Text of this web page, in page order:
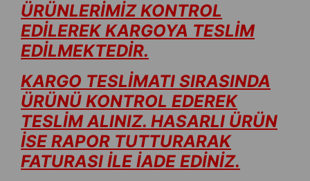
ÜRÜNLERİMİZ KONTROL
EDİLEREK KARGOYA TESLİM
EDİLMEKTEDİR.
KARGO TESLİMATI SIRASINDA
ÜRÜNÜ KONTROL EDEREK
TESLİM ALINIZ. HASARLI ÜRÜN
İSE RAPOR TUTTURARAK
FATURASI İLE İADE EDİNİZ.